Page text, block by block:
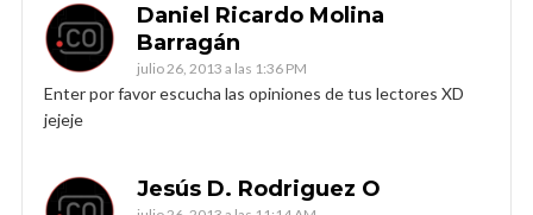
Daniel Ricardo Molina
Barragán
julio 26, 2013 a las 1:36 PM
Enter por favor escucha las opiniones de tus lectores XD
jejeje
Jesús D. Rodriguez O